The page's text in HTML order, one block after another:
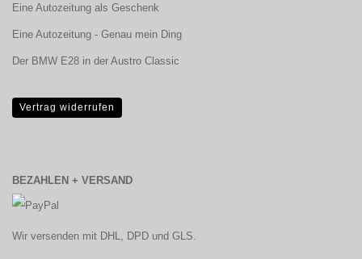
Eine Autozeitung als Geschenk
Eine Autozeitung - Genau mein Ding
Der BMW E28 in der Austro Classic
Vertrag widerrufen
BEZAHLEN + VERSAND
Wir versenden mit DHL, DPD und GLS.